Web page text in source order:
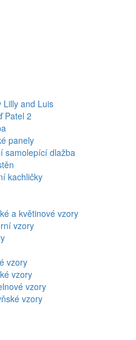
Lilly and Luis
Patel 2
panely
samolepící dlažba
kachličky
a květinové vzory
vzory
vzory
vzory
vzory
vzory